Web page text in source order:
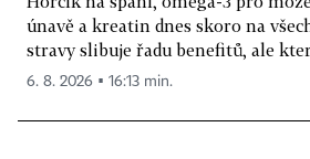
únavě a kreatin dnes skoro na
stravy slibuje řadu benefitů, ale
6. 8. 2026 ▪ 16:13 min.